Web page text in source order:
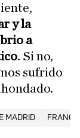
y la
a
. Si no,
sufrido
MADRID